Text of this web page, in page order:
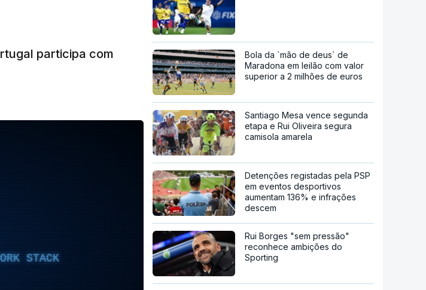
participa com
STACK
Bola da `mão de deus` de
Maradona em leilão com valor
superior a 2 milhões de euros
Santiago Mesa vence segunda
etapa e Rui Oliveira segura
camisola amarela
Detenções registadas pela PSP
em eventos desportivos
aumentam 136% e infrações
descem
Rui Borges "sem pressão"
reconhece ambições do
Sporting